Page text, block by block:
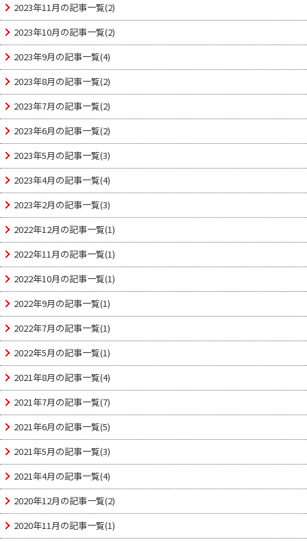
2023年11月の記事一覧(2)
2023年10月の記事一覧(2)
2023年9月の記事一覧(4)
2023年8月の記事一覧(2)
2023年7月の記事一覧(2)
2023年6月の記事一覧(2)
2023年5月の記事一覧(3)
2023年4月の記事一覧(4)
2023年2月の記事一覧(3)
2022年12月の記事一覧(1)
2022年11月の記事一覧(1)
2022年10月の記事一覧(1)
2022年9月の記事一覧(1)
2022年7月の記事一覧(1)
2022年5月の記事一覧(1)
2021年8月の記事一覧(4)
2021年7月の記事一覧(7)
2021年6月の記事一覧(5)
2021年5月の記事一覧(3)
2021年4月の記事一覧(4)
2020年12月の記事一覧(2)
2020年11月の記事一覧(1)